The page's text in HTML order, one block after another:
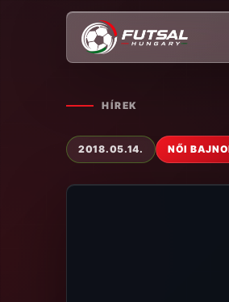
HÍREK
2018.05.14. NŐI